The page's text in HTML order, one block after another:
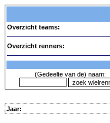
Overzicht teams:
Overzicht renners:
(Gedeelte van de) naam:
Jaar: